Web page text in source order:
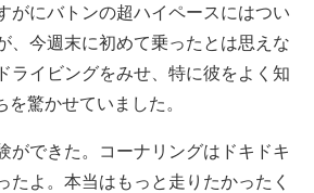
がにバトンの超ハイペースにはつい
、今週末に初めて乗ったとは思えな
ライビングをみせ、特に彼をよく知
驚かせていました。
ができた。コーナリングはドキドキ
たよ。本当はもっと走りたかったく